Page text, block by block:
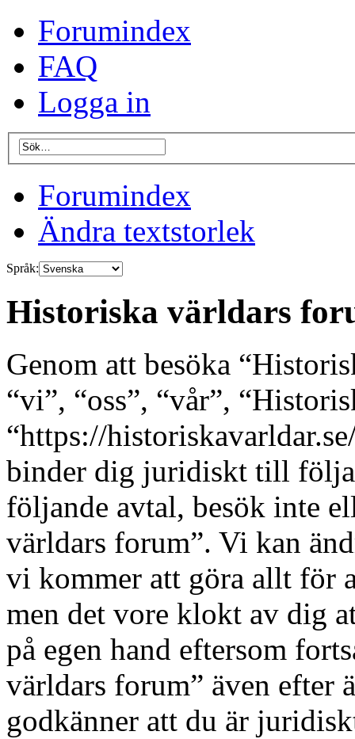
Forumindex
FAQ
Logga in
Forumindex
Ändra textstorlek
Språk:
Historiska världars
Genom att besöka
“vi”, “oss”, “vår”,
“https://
binder dig juridiskt till
följande avtal, besök inte
världars forum”. Vi kan
vi kommer att göra allt för
men det vore klokt av dig
på egen hand eftersom
världars forum” även efter
godkänner att du är